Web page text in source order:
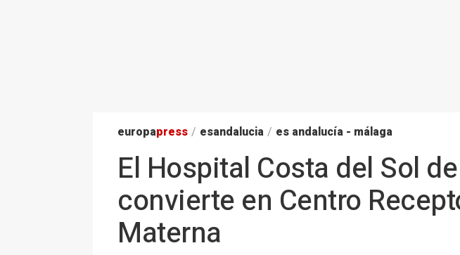
europapress / esandalucia / es andalucía - málaga
El Hospital Costa del Sol
convierte en Centro
Materna